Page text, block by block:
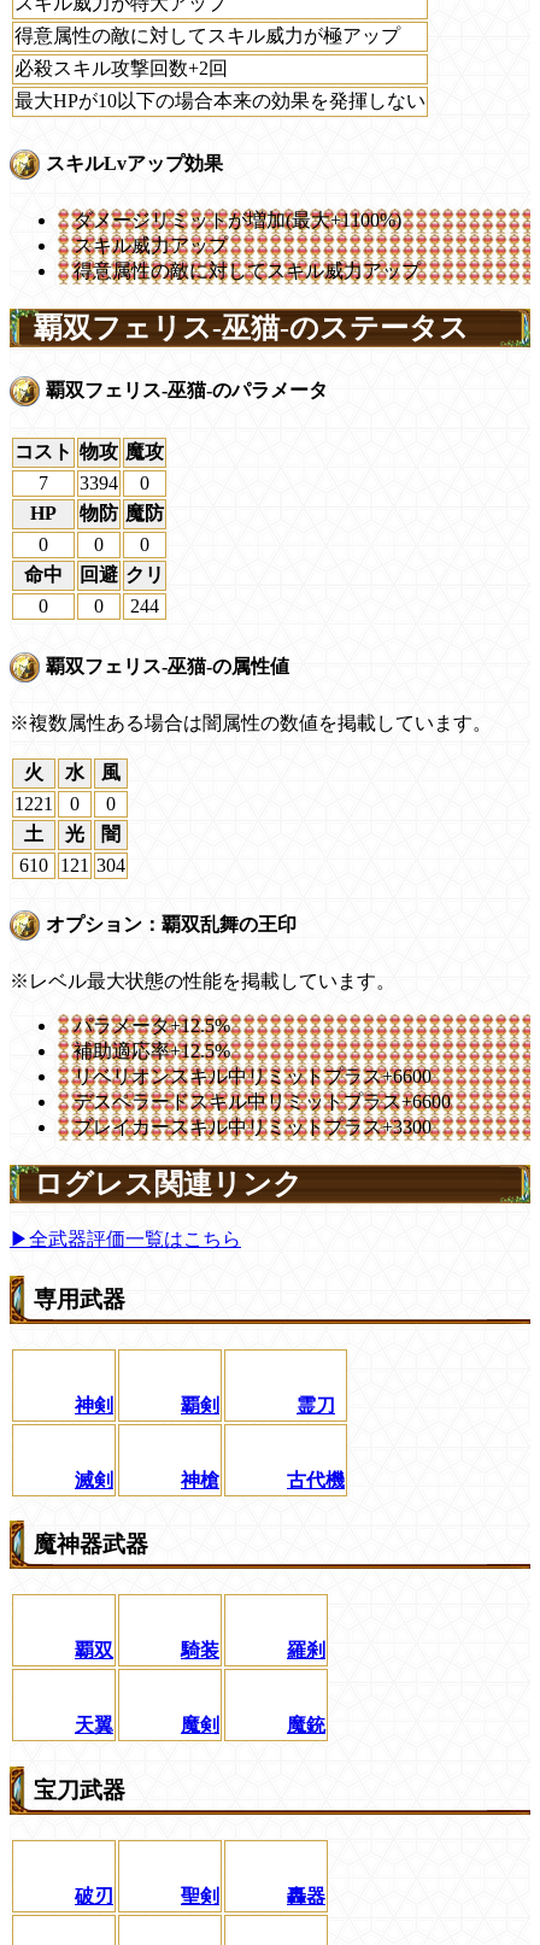
得意属性の敵に対してスキル威力が極アップ
必殺スキル攻撃回数+2回
最大HPが10以下の場合本来の効果を発揮しない
スキルLvアップ効果
ダメージリミットが増加(最大+1100%)
スキル威力アップ
得意属性の敵に対してスキル威力アップ
覇双フェリス-巫猫-のステータス
覇双フェリス-巫猫-のパラメータ
コスト 物攻 魔攻
7
3394
0
HP
物防 魔防
0
0
0
命中
回避 クリ
0
0 244
覇双フェリス-巫猫-の属性値
※複数属性ある場合は闇属性の数値を掲載しています。
火 水
風
1221
0
0
土
光
闇
610
121 304
オプション：覇双乱舞の王印
※レベル最大状態の性能を掲載しています。
パラメータ+12.5%
補助適応率+12.5%
リベリオンスキル中リミットプラス+6600
デスペラードスキル中リミットプラス+6600
ブレイカースキル中リミットプラス+3300
ログレス関連リンク
▶全武器評価一覧はこちら
専用武器
神剣 覇剣 霊刀
滅剣 神槍 古代機
魔神器武器
覇双 騎装 羅刹
天翼 魔剣 魔銃
宝刀武器
破刃 聖剣 轟器